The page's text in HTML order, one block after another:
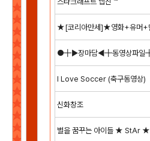
★[코리아만세]★영화+유머+
●╋▶장마담◀╋동영상파
I Love Soccer (축구동영상)
신화창조
별을 꿈꾸는 아이들 ★ StAr ★